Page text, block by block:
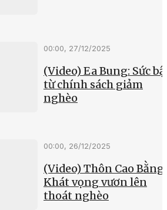
00:00, 27/12/2025
(Video) Ea Bung: Sức
từ chính sách giảm
nghèo
00:00, 26/12/2025
(Video) Thôn Cao
Khát vọng vươn lên
thoát nghèo